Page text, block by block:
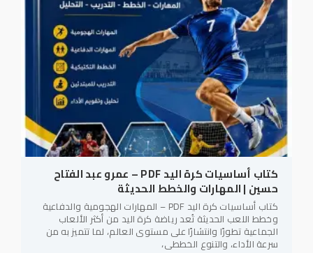
كتاب أساسيات كرة اليد PDF – عمرو عبد الفتاح
حسين | المهارات والخطط الحديثة
كتاب أساسيات كرة اليد PDF – المهارات الهجومية والدفاعية
وخطط اللعب الحديثة تُعد رياضة كرة اليد من أكثر الألعاب
الجماعية تطورًا وانتشارًا على مستوى العالم، لما تتميز به من
سرعة الأداء، والتنوع الخططي،